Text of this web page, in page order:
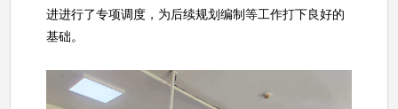
进进行了专项调度，为后续规划编制等工作打下良好的
基础。